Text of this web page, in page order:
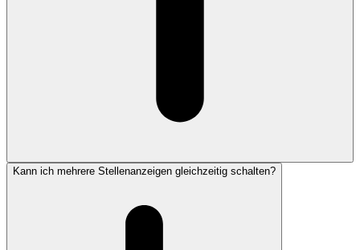
Kann ich mehrere Stellenanzeigen gleichzeitig schalten?